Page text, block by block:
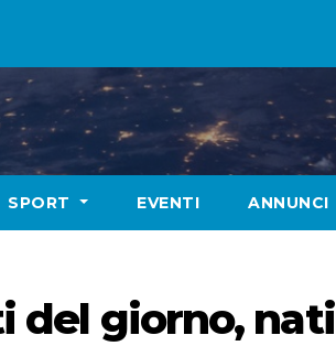
SPORT EVENTI ANNUNCI
del giorno, nati